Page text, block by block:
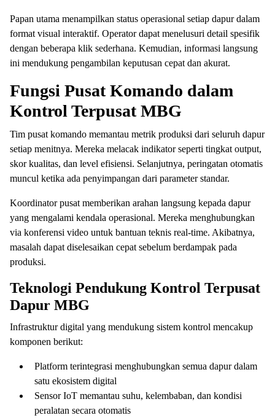
Papan utama menampilkan status operasional setiap dapur dalam
format visual interaktif. Operator dapat menelusuri detail spesifik
dengan beberapa klik sederhana. Kemudian, informasi langsung
ini mendukung pengambilan keputusan cepat dan akurat.
Fungsi Pusat Komando dalam
Kontrol Terpusat MBG
Tim pusat komando memantau metrik produksi dari seluruh dapur
setiap menitnya. Mereka melacak indikator seperti tingkat output,
skor kualitas, dan level efisiensi. Selanjutnya, peringatan otomatis
muncul ketika ada penyimpangan dari parameter standar.
Koordinator pusat memberikan arahan langsung kepada dapur
yang mengalami kendala operasional. Mereka menghubungkan
via konferensi video untuk bantuan teknis real-time. Akibatnya,
masalah dapat diselesaikan cepat sebelum berdampak pada
produksi.
Teknologi Pendukung Kontrol Terpusat
Dapur MBG
Infrastruktur digital yang mendukung sistem kontrol mencakup
komponen berikut:
Platform terintegrasi menghubungkan semua dapur dalam
satu ekosistem digital
Sensor IoT memantau suhu, kelembaban, dan kondisi
peralatan secara otomatis